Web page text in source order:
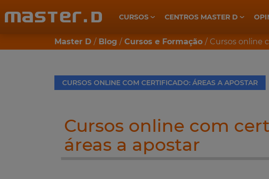
CURSOS CENTROS MASTER D
Master D Blog Cursos e Formação Cursos online
CURSOS ONLINE COM CERTIFICADO: ÁREAS A APOSTAR
Cursos online com
áreas a apostar